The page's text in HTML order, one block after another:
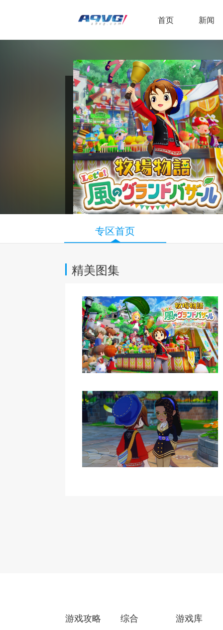
首页 新闻
专区首页
精美图集
游戏攻略 综合 游戏库